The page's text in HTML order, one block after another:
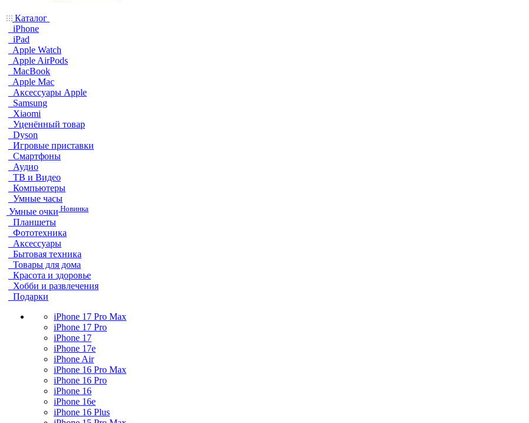
Каталог
iPhone
iPad
Apple Watch
Apple AirPods
MacBook
Apple Mac
Аксессуары Apple
Samsung
Xiaomi
Уценённый товар
Dyson
Игровые приставки
Смартфоны
Аудио
ТВ и Видео
Компьютеры
Умные часы
Умные очки Новинка
Планшеты
Фототехника
Аксессуары
Бытовая техника
Товары для дома
Красота и здоровье
Хобби и развлечения
Подарки
iPhone 17 Pro Max
iPhone 17 Pro
iPhone 17
iPhone 17e
iPhone Air
iPhone 16 Pro Max
iPhone 16 Pro
iPhone 16
iPhone 16e
iPhone 16 Plus